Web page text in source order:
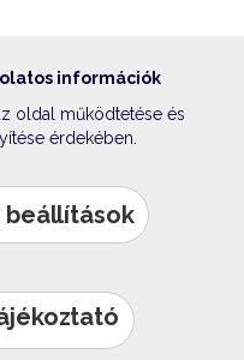
információk
oldal működtetése és
érdekében.
beállítások